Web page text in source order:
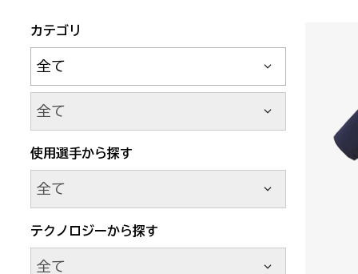
カテゴリ
サブカテゴリ
使用選手から探す
テクノロジーから探す